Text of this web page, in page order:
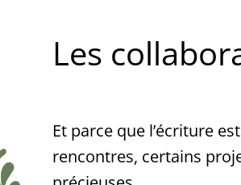
Les
Et parce que l’écriture
rencontres, certains